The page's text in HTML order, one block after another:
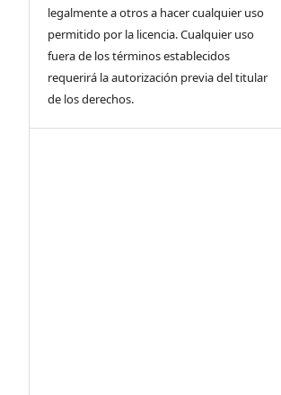
legalmente a otros a hacer cualquier uso
permitido por la licencia. Cualquier uso
fuera de los términos establecidos
requerirá la autorización previa del titular
de los derechos.